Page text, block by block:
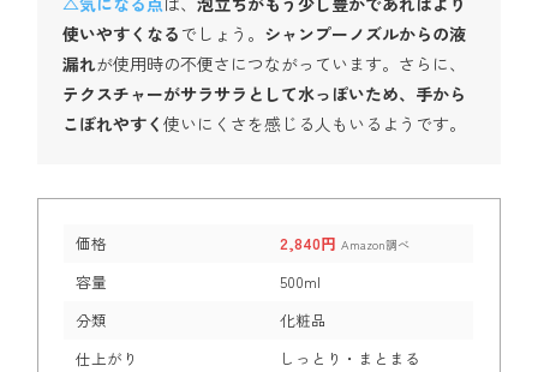
使いやすくなる でしょう。 シャンプーノズルからの液
漏れが使用時の不便さにつながっています。さらに、
テクスチャーがサラサラとして水っぽいため、手から
こぼれやすく使いにくさを感じる人もいるようです。
価格 2,840円 Amazon調べ
容量
500ml
分類
化粧品
仕上がり
しっとり・まとまる